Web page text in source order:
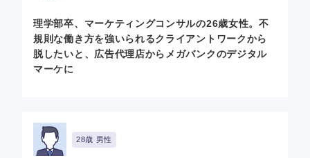
理学部卒、マーケティングコンサルの26歳女性。不
規則な働き方を強いられるクライアントワークから
脱したいと、広告代理店からメガバンクのデジタル
マーケに
28歳 男性